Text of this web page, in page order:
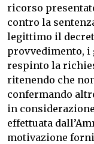
ricorso
contro la
legittimo il
provvedimento, i
respinto la
ritenendo che
confermando
in
effettuata
motivazione